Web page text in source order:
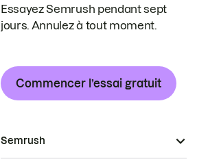
Essayez Semrush pendant sept
jours. Annulez à tout moment.
Commencer l’essai gratuit
Semrush